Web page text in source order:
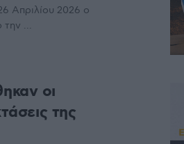
Απριλίου 2026 ο
την ...
οι
της